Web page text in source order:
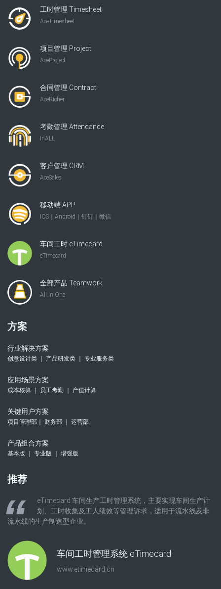
工时管理 Timesheet
AceTimesheet
项目管理 Project
AceProject
合同管理 Contract
AceRicher
考勤管理 Attendance
InALL
客户管理 CRM
AceSales
移动端 APP
IOS｜Android｜钉钉｜微信
车间工时 eTimecard
eTimecard
全部产品 Teamwork
All in One
方案
行业解决方案
创意设计类 ｜ 产品研发类 ｜ 专业服务类
应用场景方案
成本核算 ｜ 员工考勤 ｜ 产值计算
关键用户方案
项目管理部｜ 财务部 ｜ 运营部
产品组合方案
基本版 ｜ 专业版 ｜ 增强版
推荐
eTimecard 车间生产工时管理系统，主要实现车间生产计
划、工时收集及工人绩效等管理诉求，适用于流水线及非
流水线的生产制造型企业。
车间工时管理系统 eTimecard
www.etimecard.cn